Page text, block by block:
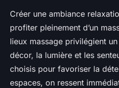
Créer une ambiance
profiter pleinement d’un
lieux massage privilégient
décor, la lumière et les
choisis pour favoriser la
espaces, on ressent